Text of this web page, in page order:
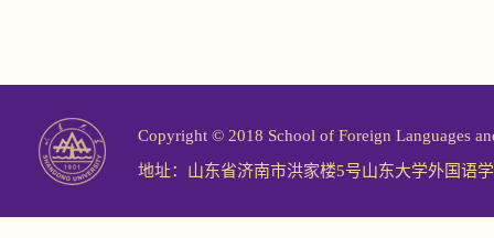
Copyright © 2018 School of Foreign Languages
地址：山东省济南市洪家楼5号山东大学外国语